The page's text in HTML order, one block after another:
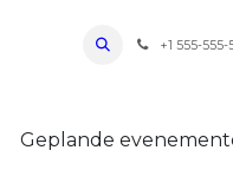
Bevoorradingen FAQ+1 555-555-
Geplande